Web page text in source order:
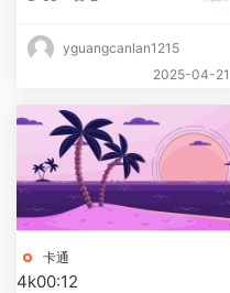
yguangcanlan1215
2025-04-21
卡通
4k00:12